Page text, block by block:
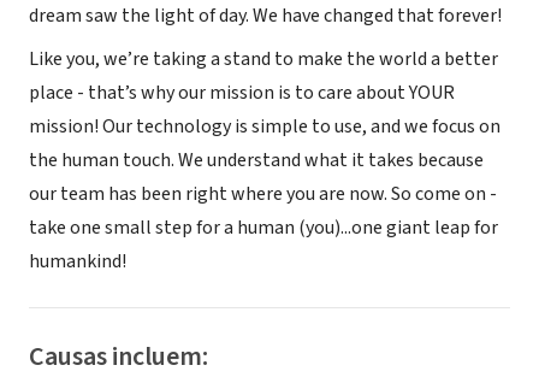
dream saw the light of day. We have changed that forever!
Like you, we’re taking a stand to make the world a better
place - that’s why our mission is to care about YOUR
mission! Our technology is simple to use, and we focus on
the human touch. We understand what it takes because
our team has been right where you are now. So come on -
take one small step for a human (you)...one giant leap for
humankind!
Causas incluem: